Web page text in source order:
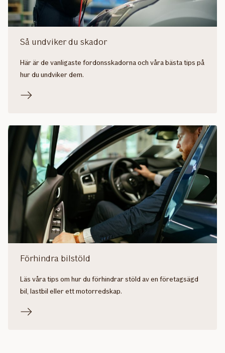
Så undviker du skador
Här är de vanligaste fordonsskadorna och våra bästa tips på
hur du undviker dem.
Förhindra bilstöld
Läs våra tips om hur du förhindrar stöld av en företagsägd
bil, lastbil eller ett motorredskap.